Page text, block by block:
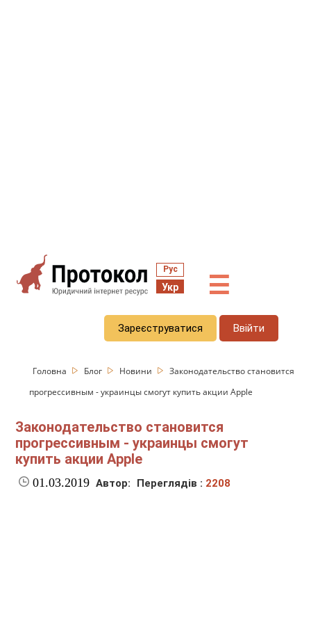
Рус
Укр ☰
Зареєструватися Ввійти
Головна Блог Новини
Законодательство становится
прогрессивным - украинцы смогут купить акции Apple
Законодательство становится
прогрессивным - украинцы смогут
купить акции Apple
01.03.2019 Автор: Переглядів : 2208